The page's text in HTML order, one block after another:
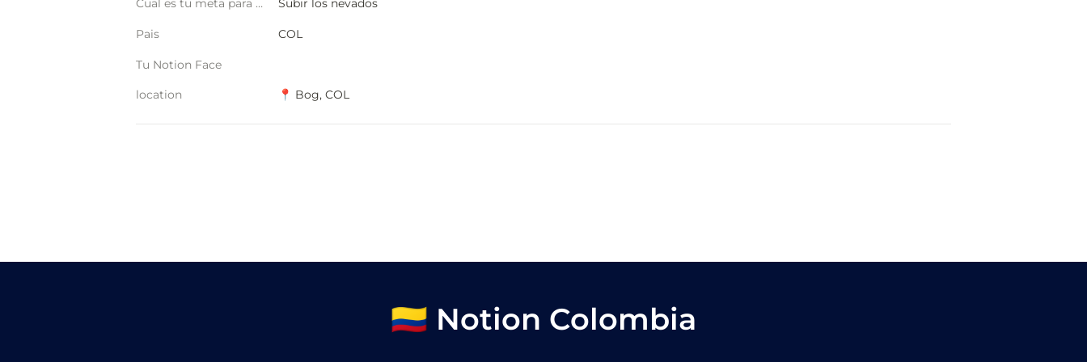
Cual es tu meta para este año?
Subir los nevados
Pais COL
Tu Notion Face
location 📍 Bog, COL
🇨🇴 Notion Colombia